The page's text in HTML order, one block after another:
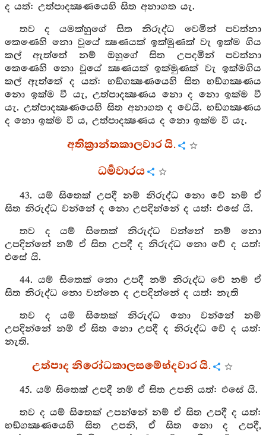
ද යත්: උත්පාදක්‍ෂණයෙහි සිත අනාගත යැ.
තව ද යමක්හුගේ සිත නිරුද්ධ වෙමින් පවත්නා
කෙණෙහි නො වූයේ ක්‍ෂණයක් ඉක්මුණක් වැ ඉක්ම ගිය
කල් ඇත්තේ නම් ඔහුගේ සිත උපදමින් පවත්නා
කෙණෙහි නො වූයේ ක්‍ෂණයක් ඉක්මුණක් වැ ඉක්මගිය
කල් ඇත්තේ ද යත්: භඞ්ගක්‍ෂණයෙහි සිත භඞ්ගක්‍ෂණය
නො ඉක්ම වී යැ, උත්පාදක්‍ෂණය නො ද නො ඉක්ම වී
යැ. උත්පාදක්‍ෂණයෙහි සිත අනාගත ද වෙයි. භඞ්ගක්‍ෂණය
ද නො ඉක්ම වී ය, උත්පාදක්‍ෂණය ද නො ඉක්ම වී යැ.
අතික්‍රාන්තකාලවාර යි.
ධර්‍මවාරය
43. යම් සිතෙක් උපදී නම් නිරුද්ධ නො වේ නම් ඒ
සිත නිරුද්ධ වන්නේ ද නො උපදින්නේ ද යත්: එසේ යි.
තව ද යම් සිතෙක් නිරුද්ධ වන්නේ නම් නො
උපදින්නේ නම් ඒ සිත උපදී ද නිරුද්ධ නො වේ ද යත්:
එසේ යි.
44. යම් සිතෙක් නො උපදී නම් නිරුද්ධ වේ නම් ඒ
සිත නිරුද්ධ නො වන්නෙ ද උපදින්නේ ද යත්: නැති
තව ද යම් සිතෙක් නිරුද්ධ නො වන්නේ නම්
උපදින්නේ නම් ඒ සිත නො උපදී ද නිරුද්ධ වේ ද යත්:
නැති.
උත්පාද නිරෝධකාලසම්‍භේදවාර යි.
45. යම් සිතෙක් උපදී නම් ඒ සිත උපනි යත්: එසේ යි.
තව ද යම් සිතෙක් උපන්නේ නම් ඒ සිත උපදී ද යත්:
භඞ්ගක්‍ෂණයෙහි සිත උපනි, ඒ සිත නො ද උපදී,